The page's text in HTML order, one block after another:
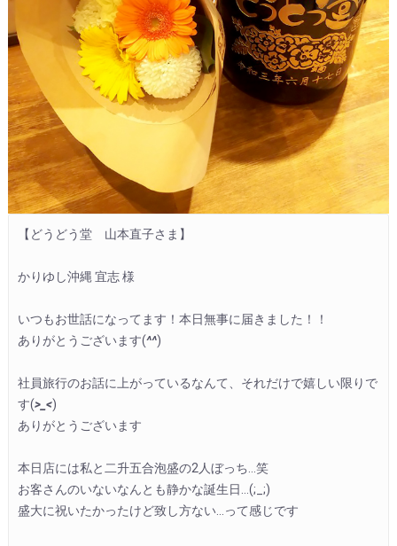
【どうどう堂　山本直子さま】
かりゆし沖縄 宜志 様
いつもお世話になってます！本日無事に届きました！！
ありがとうございます(^^)
社員旅行のお話に上がっているなんて、それだけで嬉しい限りで
す(>_<)
ありがとうございます
本日店には私と二升五合泡盛の2人ぼっち…笑
お客さんのいないなんとも静かな誕生日…(;_;)
盛大に祝いたかったけど致し方ない…って感じです